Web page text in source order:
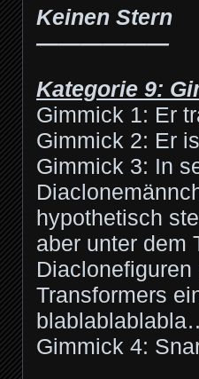
Keinen Stern
——————
Kategorie 9:
Gimmick 1: Er
Gimmick 2: Er
Gimmick 3: In
hypothetisch
aber unter dem
Transformers
Gimmick 4: